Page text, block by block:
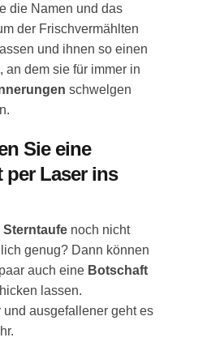
die Namen und das
der Frischvermählten
und ihnen so einen
, an dem sie für immer in
schwelgen
Sie eine
per Laser ins
Sterntaufe noch nicht
genug? Dann können
auch eine Botschaft
lassen.
und ausgefallener geht es